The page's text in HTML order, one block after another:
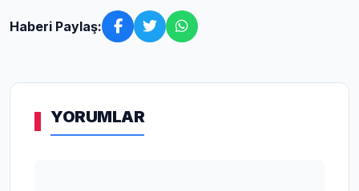
Haberi Paylaş:
YORUMLAR